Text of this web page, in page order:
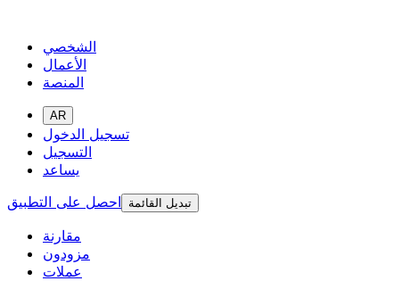
الشخصي
الأعمال
المنصة
AR
تسجيل الدخول
التسجيل
يساعد
احصل على التطبيق
تبديل القائمة
مقارنة
مزودون
عملات